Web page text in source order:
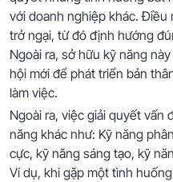
với doanh nghiệp khác. Điều
trở ngại, từ đó định hướng
Ngoài ra, sở hữu kỹ năng
hội mới để phát triển bản
làm việc.
Ngoài ra, việc giải quyết vấn
năng khác như: Kỹ năng
cực, kỹ năng sáng tạo, kỹ
Ví dụ, khi gặp một tình